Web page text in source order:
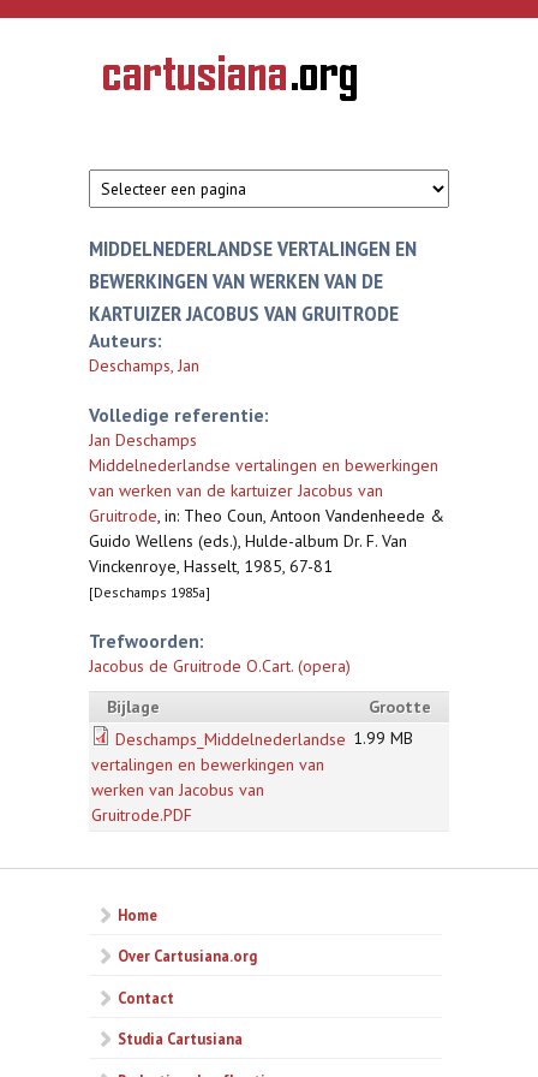
Overslaan en naar de inhoud gaan
CARTUSIANA
Geschiedenis
van de
MIDDELNEDERLANDSE VERTALINGEN EN
BEWERKINGEN VAN WERKEN VAN DE
KARTUIZER JACOBUS VAN GRUITRODE
Auteurs:
Deschamps, Jan
Volledige referentie:
Jan Deschamps
Middelnederlandse vertalingen en bewerkingen
van werken van de kartuizer Jacobus van
Gruitrode, in: Theo Coun, Antoon Vandenheede &
Guido Wellens (eds.), Hulde-album Dr. F. Van
Vinckenroye, Hasselt, 1985, 67-81
[Deschamps 1985a]
Trefwoorden:
Jacobus de Gruitrode O.Cart. (opera)
Bijlage
Grootte
Deschamps_Middelnederlandse
vertalingen en bewerkingen van
werken van Jacobus van
Gruitrode.PDF
1.99 MB
Home
Over Cartusiana.org
Contact
Studia Cartusiana